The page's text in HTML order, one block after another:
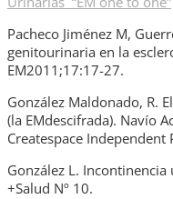
Pacheco Jiménez M,
genitourinaria en la
EM2011;17:17-27.
González Maldonado, R.
(la EMdescifrada). Navío
Createspace
González L.
+Salud Nº 10.